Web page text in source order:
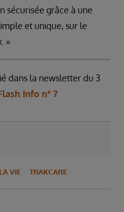
sécurisée grâce à une
et unique, sur le
»
dans la newsletter du 3
Info n° 7
VIE TRAKCARE